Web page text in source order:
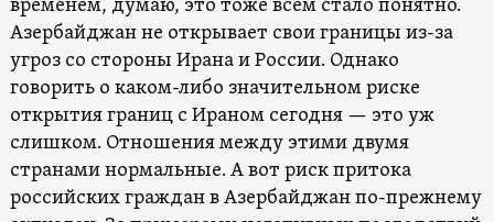
временем, думаю, это тоже всем стало понятно.
Азербайджан не открывает свои границы из-за
угроз со стороны Ирана и России. Однако
говорить о каком-либо значительном риске
открытия границ с Ираном сегодня — это уж
слишком. Отношения между этими двумя
странами нормальные. А вот риск притока
российских граждан в Азербайджан по-прежнему